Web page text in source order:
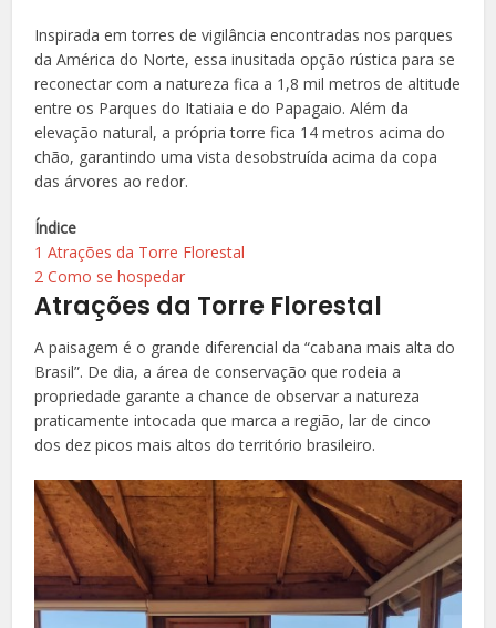
Inspirada em torres de vigilância encontradas nos parques
da América do Norte, essa inusitada opção rústica para se
reconectar com a natureza fica a 1,8 mil metros de altitude
entre os Parques do Itatiaia e do Papagaio. Além da
elevação natural, a própria torre fica 14 metros acima do
chão, garantindo uma vista desobstruída acima da copa
das árvores ao redor.
Índice
1 Atrações da Torre Florestal
2 Como se hospedar
Atrações da Torre Florestal
A paisagem é o grande diferencial da “cabana mais alta do
Brasil”. De dia, a área de conservação que rodeia a
propriedade garante a chance de observar a natureza
praticamente intocada que marca a região, lar de cinco
dos dez picos mais altos do território brasileiro.